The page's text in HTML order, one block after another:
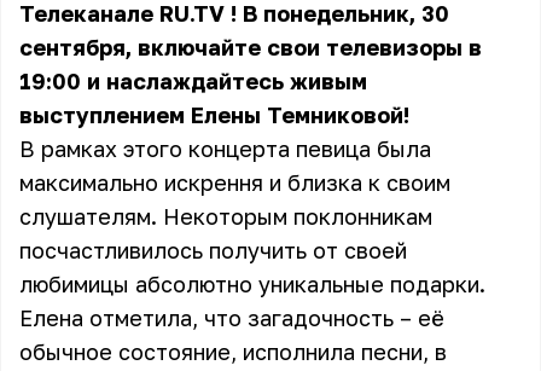
Телеканале RU.TV ! В понедельник, 30
сентября, включайте свои телевизоры в
19:00 и наслаждайтесь живым
выступлением Елены Темниковой!
В рамках этого концерта певица была
максимально искрення и близка к своим
слушателям. Некоторым поклонникам
посчастливилось получить от своей
любимицы абсолютно уникальные подарки.
Елена отметила, что загадочность – её
обычное состояние, исполнила песни, в